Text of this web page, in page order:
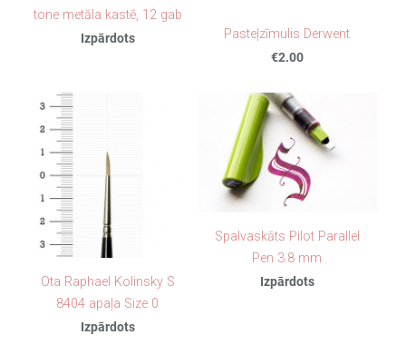
tone metāla kastē, 12 gab
Izpārdots
Pasteļzīmulis Derwent
€2.00
Ota Raphael Kolinsky S
8404 apaļa Size 0
Izpārdots
Spalvaskāts Pilot Parallel
Pen 3.8 mm
Izpārdots